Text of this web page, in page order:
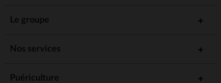
Le groupe
Nos services
Puériculture